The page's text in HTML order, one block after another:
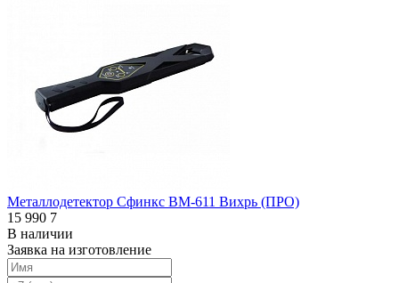
Металлодетектор Сфинкс ВМ-611 Вихрь (ПРО)
15 990 7
В наличии
Заявка на изготовление